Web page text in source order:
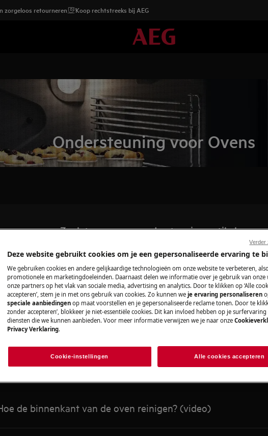
zorgeloos retourneren Koop rechtstreeks bij AEG
Ondersteuning voor Ovens
Zoek tussen onze ondersteuningsartikelen
Aanbevolen artikelen voor
de binnenkant van de oven reinigen? (video)
Deze website gebruikt cookies om je een gepersonaliseerde ervaring te
We gebruiken cookies en andere gelijkaardige technologieën om onze website te verbeteren,
promotionele en marketingdoeleinden. Daarnaast delen we informatie over je gebruik van onze
onze partners op het vlak van sociale media, advertising en analytics. Door te klikken op ‘Alle
accepteren’, stem je in met ons gebruik van cookies. Zo kunnen we je ervaring personaliseren
speciale aanbiedingen op maat voorstellen en je gepersonaliseerde reclame tonen. Door te
zonder accepteren’, blokkeer je niet-essentiële cookies. Dit kan invloed hebben op je
diensten die we kunnen aanbieden. Voor meer informatie verwijzen we je naar onze
Privacy Verklaring.
Cookie-instellingen Alle cookies accepteren
Verder